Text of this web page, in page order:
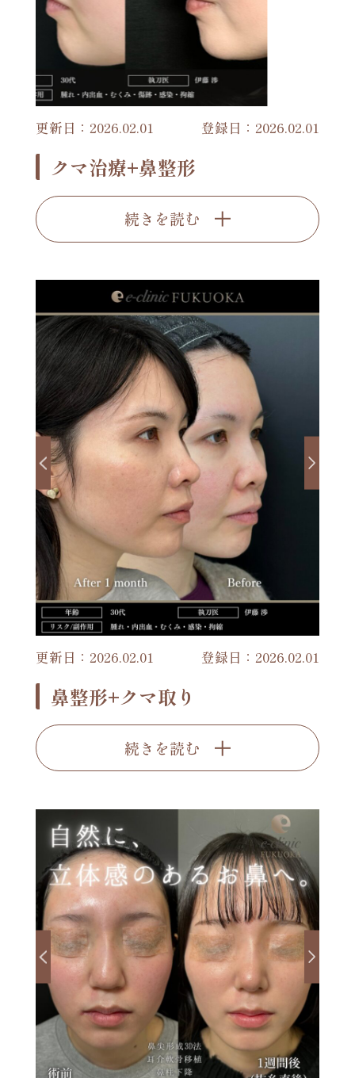
更新日：2026.02.01 登録日：2026.02.01
クマ治療+鼻整形
続きを読む
更新日：2026.02.01 登録日：2026.02.01
鼻整形+クマ取り
続きを読む